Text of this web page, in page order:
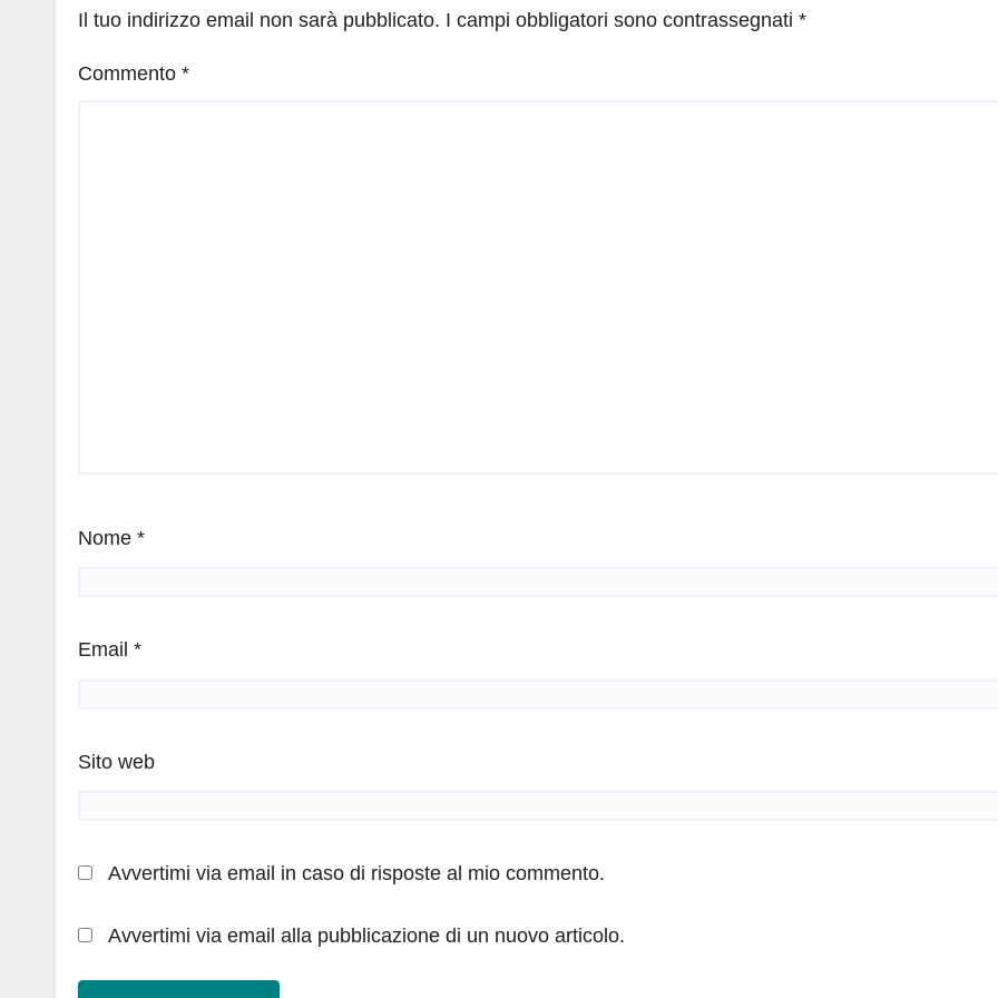
Il tuo indirizzo email non sarà pubblicato. I campi obbligatori sono contrassegnati *
Commento *
Nome *
Email *
Sito web
Avvertimi via email in caso di risposte al mio commento.
Avvertimi via email alla pubblicazione di un nuovo articolo.